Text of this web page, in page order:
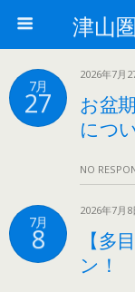
津山
7月
27
2026年7月
お盆
につ
NO
7月
8
2026年7月8
【多
ン！